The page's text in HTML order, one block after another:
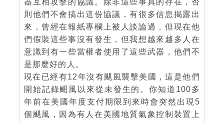
器互相攻擊的協議。除非這些事真的存在，否
則他們不會搞出這份協議，有很多信息揭露出
來，曾經在報紙專欄上被人談論過，但現在他
們假裝這些事沒有發生，但我想越來越多人在
意識到有一些當權者使用了這些武器，他們不
是那麼好的人。
現在已經有12年沒有颶風襲擊美國，這是他們
開始記錄颶風以來從未發生的。你知道100多
年前在美國年度支付期限到來時會突然出現5
個颶風，因為有人在美國地質氣象控制裝置上